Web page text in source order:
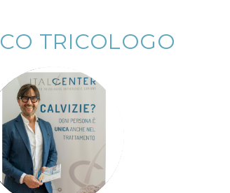
TRICOLOGO